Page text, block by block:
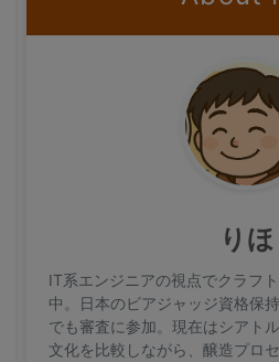
りほ
IT系エンジニアの視点でクラフ
中。日本のビアジャッジ資格保
でも審査に参加。現在はシアト
文化を比較しながら、醸造プロ